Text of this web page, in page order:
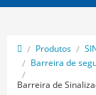
Produtos
Barreira de
Barreira de